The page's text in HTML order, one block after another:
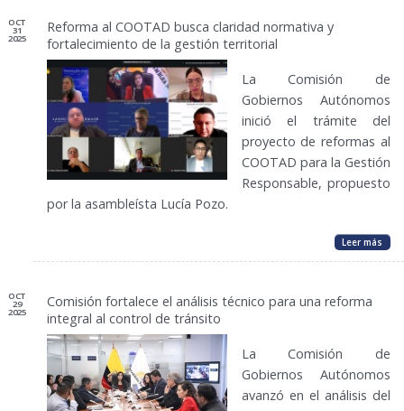
OCT
31
2025
Reforma al COOTAD busca claridad normativa y
fortalecimiento de la gestión territorial
La Comisión de
Gobiernos Autónomos
inició el trámite del
proyecto de reformas al
COOTAD para la Gestión
Responsable, propuesto
por la asambleísta Lucía Pozo.
Leer más
OCT
29
2025
Comisión fortalece el análisis técnico para una reforma
integral al control de tránsito
La Comisión de
Gobiernos Autónomos
avanzó en el análisis del